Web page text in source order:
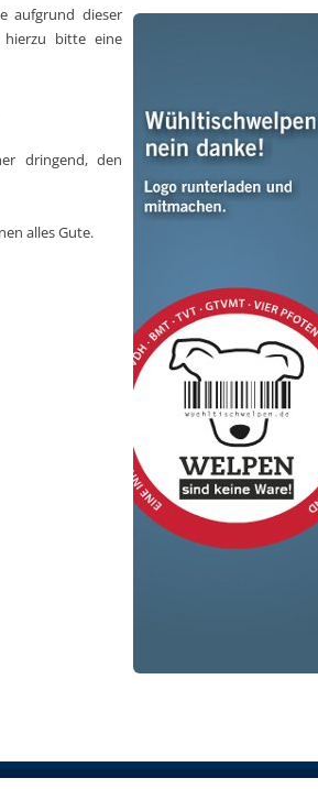
aufgrund dieser
hierzu bitte eine
dringend, den
alles Gute.